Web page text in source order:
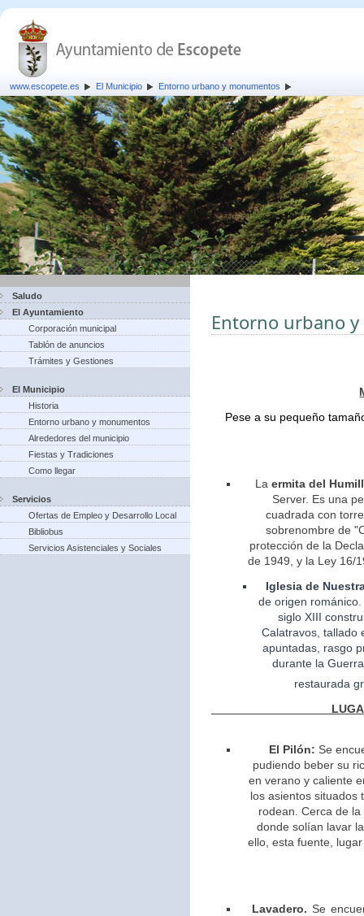
www.escopete.es El Municipio Entorno urbano y monumentos
Saludo
El Ayuntamiento
Corporación municipal
Tablón de anuncios
Trámites y Gestiones
El Municipio
Historia
Entorno urbano y monumentos
Alrededores del municipio
Fiestas y Tradiciones
Como llegar
Servicios
Ofertas de Empleo y Desarrollo Local
Bibliobus
Servicios Asistenciales y Sociales
Entorno urbano
Pese a su pequeño
La ermita del
Server. Es una
cuadrada con
sobrenombre de
protección de la
de 1949, y la Ley 16/
Iglesia de
deorigen
siglo XIII
Calatravos, tallado
apuntadas, rasgo
durante la
restaurada
El Pilón: Se
pudiendo beber su
en verano y caliente
los asientos situados
rodean. Cerca de
donde solían lavar
ello, esta fuente,
Lavadero. Se